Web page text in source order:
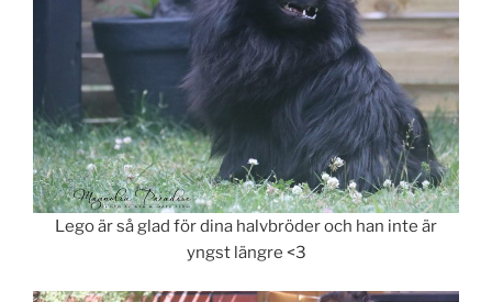
Lego är så glad för dina halvbröder och han inte är
yngst längre <3